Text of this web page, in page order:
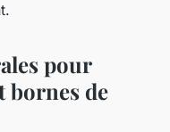
pour
bornes de